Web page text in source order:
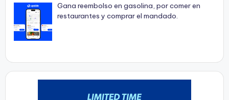
Gana reembolso en gasolina, por comer en
restaurantes y comprar el mandado.